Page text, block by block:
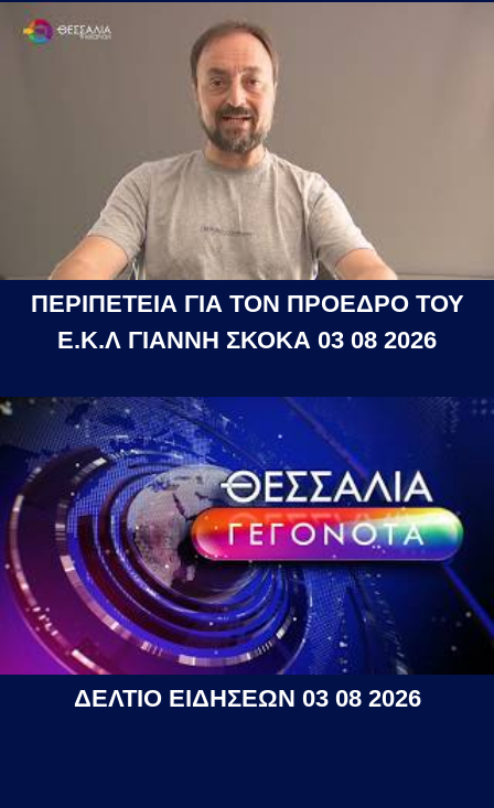
ΠΕΡΙΠΕΤΕΙΑ ΓΙΑ ΤΟΝ ΠΡΟΕΔΡΟ ΤΟΥ
Ε.Κ.Λ ΓΙΑΝΝΗ ΣΚΟΚΑ 03 08 2026
ΔΕΛΤΙΟ ΕΙΔΗΣΕΩΝ 03 08 2026